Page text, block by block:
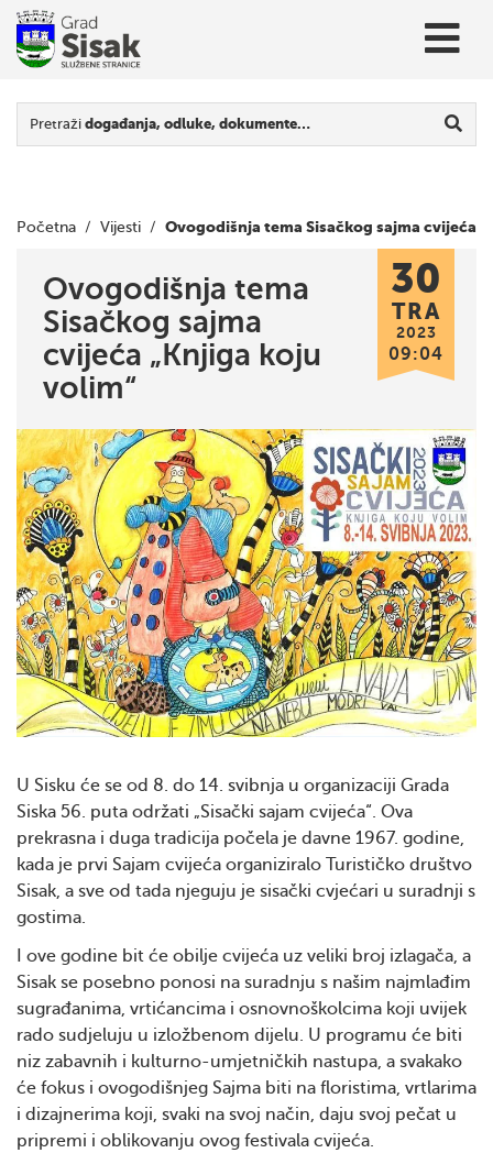
Pretraži događanja, odluke, dokumente…
Početna / Vijesti / Ovogodišnja tema Sisačkog sajma cvijeća
Ovogodišnja tema
Sisačkog sajma
cvijeća „Knjiga koju
volim“
30
TRA
2023
09:04
U Sisku će se od 8. do 14. svibnja u organizaciji Grada
Siska 56. puta održati „Sisački sajam cvijeća“. Ova
prekrasna i duga tradicija počela je davne 1967. godine,
kada je prvi Sajam cvijeća organiziralo Turističko društvo
Sisak, a sve od tada njeguju je sisački cvjećari u suradnji s
gostima.
I ove godine bit će obilje cvijeća uz veliki broj izlagača, a
Sisak se posebno ponosi na suradnju s našim najmlađim
sugrađanima, vrtićancima i osnovnoškolcima koji uvijek
rado sudjeluju u izložbenom dijelu. U programu će biti
niz zabavnih i kulturno-umjetničkih nastupa, a svakako
će fokus i ovogodišnjeg Sajma biti na floristima, vrtlarima
i dizajnerima koji, svaki na svoj način, daju svoj pečat u
pripremi i oblikovanju ovog festivala cvijeća.